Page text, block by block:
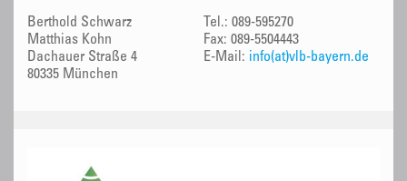
Berthold Schwarz
Matthias Kohn
Dachauer Straße 4
80335 München
Tel.: 089-595270
Fax: 089-5504443
E-Mail: info(at)vlb-bayern.de